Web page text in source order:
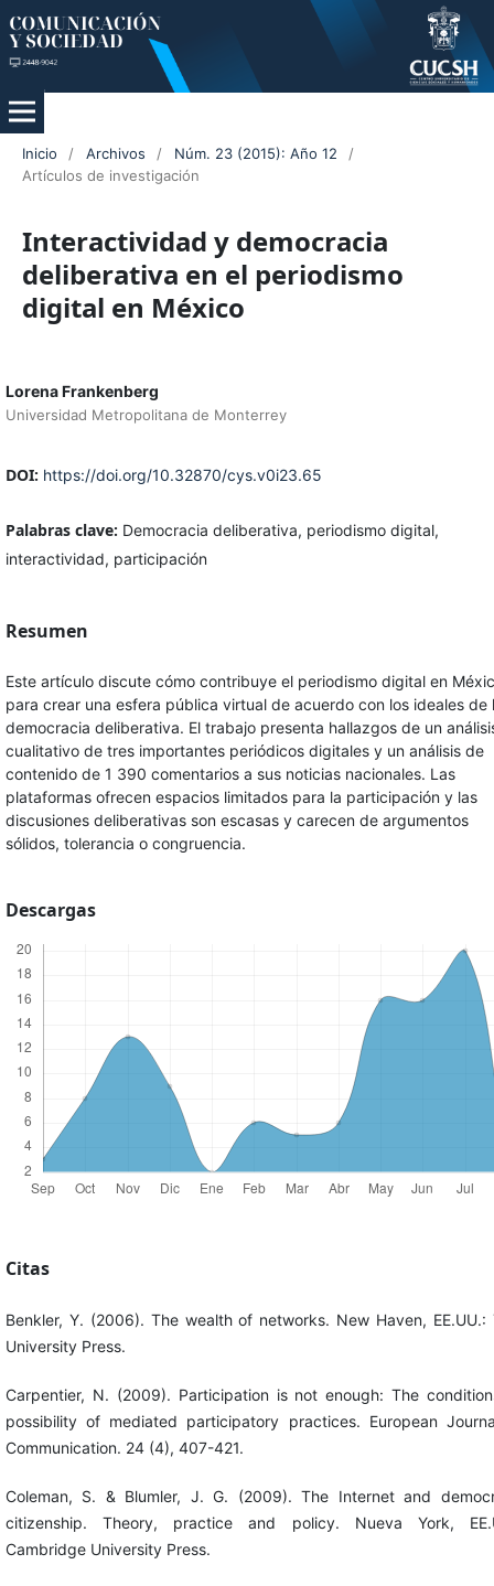
Inicio / Archivos / Núm. 23 (2015): Año 12
/
Artículos de investigación
Interactividad y democracia
deliberativa en el periodismo
digital en México
Lorena Frankenberg
Universidad Metropolitana de Monterrey
DOI: https://doi.org/10.32870/cys.v0i23.65
Palabras clave: Democracia deliberativa, periodismo digital,
interactividad, participación
Resumen
Este artículo discute cómo contribuye el periodismo digital en
para crear una esfera pública virtual de acuerdo con los ideales de
democracia deliberativa. El trabajo presenta hallazgos de un
cualitativo de tres importantes periódicos digitales y un análisis de
contenido de 1 390 comentarios a sus noticias nacionales. Las
plataformas ofrecen espacios limitados para la participación y las
discusiones deliberativas son escasas y carecen de argumentos
sólidos, tolerancia o congruencia.
Descargas
Citas
Benkler, Y. (2006). The wealth of networks. New Haven, EE.UU.:
University Press.
Carpentier, N. (2009). Participation is not enough: The
possibility of mediated participatory practices. European
Communication. 24 (4), 407-421.
Coleman, S. & Blumler, J. G. (2009). The Internet and
citizenship. Theory, practice and policy. Nueva York,
Cambridge University Press.